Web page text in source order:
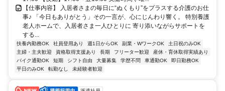
【仕事内容】 入居者さまの毎日に“ぬくもり”をプラスする介護のお仕
事♪ 「今日もありがとう」その一言が、心にじんわり響く。 特別養護
老人ホームで、入居者さま一人ひとりに 寄り添いながらサポートを
する...
扶養内勤務OK 社員登用あり 週1日からOK 副業・WワークOK
土日祝のみOK
主婦・主夫歓迎
資格取得支援あり 長期 フリーター歓迎
産休・育休取得実績あり
バイク通勤OK
短期 シフト自由 大量募集 学歴不問 車通勤OK
即日勤務OK
平日のみOK
転勤なし 未経験者歓迎